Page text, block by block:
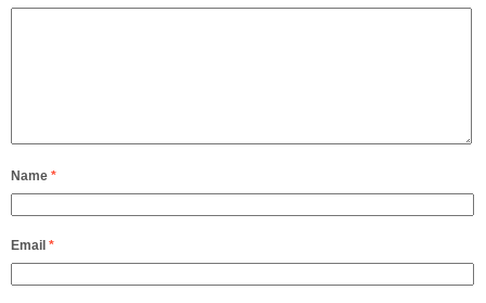
Name *
Email *